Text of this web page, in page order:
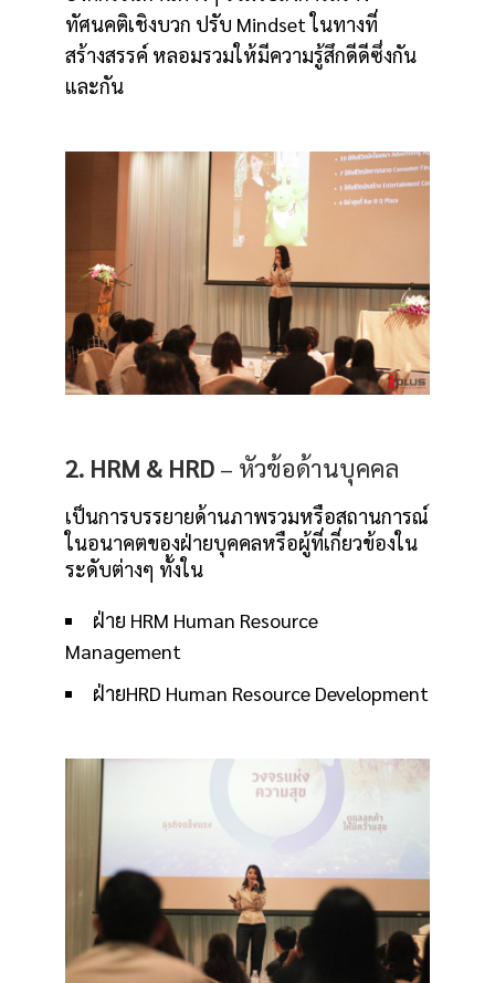
ทัศนคติเชิงบวก ปรับ Mindset ในทางที่
สร้างสรรค์ หลอมรวมให้มีความรู้สึกดีดีซึ่งกัน
และกัน
2. HRM & HRD – หัวข้อด้านบุคคล
เป็นการบรรยายด้านภาพรวมหรือสถานการณ์
ในอนาคตของฝ่ายบุคคลหรือผู้ที่เกี่ยวข้องใน
ระดับต่างๆ ทั้งใน
ฝ่าย HRM Human Resource
Management
ฝ่ายHRD Human Resource Development